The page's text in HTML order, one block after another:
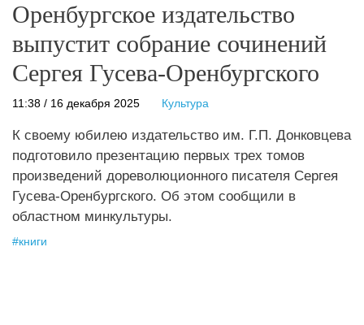
Оренбургское издательство
выпустит собрание сочинений
Сергея Гусева-Оренбургского
11:38 / 16 декабря 2025 Культура
К своему юбилею издательство им. Г.П. Донковцева
подготовило презентацию первых трех томов
произведений дореволюционного писателя Сергея
Гусева-Оренбургского. Об этом сообщили в
областном минкультуры.
#книги